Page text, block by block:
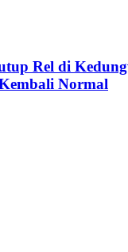
Rel di
Normal